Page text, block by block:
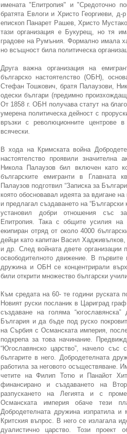
имената "Епитропия" и "Средоточно
братята Евлоги и Христо Георгиеви, д-
епископ Панарет Рашев, Христо
тази организация е Букурещ, но тя
градове на Румъния. Формално имала
но всъщност била политическа
Друга важна организация на
българско настоятелство (ОБН),
Стефан Тошкович, братя Палаузови,
одески българи (предимно
От 1858 г. ОБН получава статут на
умерена политическа дейност с
връзки с революционните
всячески.
В хода на Кримската война
настоятелство проявили
Никола Палаузов бил включен като
българските емигранти в Главната
Палаузов подготвил “Записка за
която обосновавал идеята за вдигане
и предлагал създаването на
установил добри отношения със
Епитропия. Така с общите усилия на
екипиран отряд от около 4000
дейци като капитан Васил
и др. След войната двете организации
освободителното движение. В
дружина и ОБН се концентрирали
били открити множество български
Към средата на 60- те години руската
Новият руски посланик в Цариград
създаване на голяма
България и да бъде под руско
на Сърбия с Османската империя,
подкрепа за това начинание.
“Югославянско царство”, начело със
българите в него. Добродетелната
работила за неговото осъществяване.
четите на Филип Тотю и Панайот
финансирано и създаването на
разпускането на Легията и с
Османската империя обаче тези
Добродетелната дружина изпратила
Критския въпрос. В него се излагала
дуалистично царство. Този проект